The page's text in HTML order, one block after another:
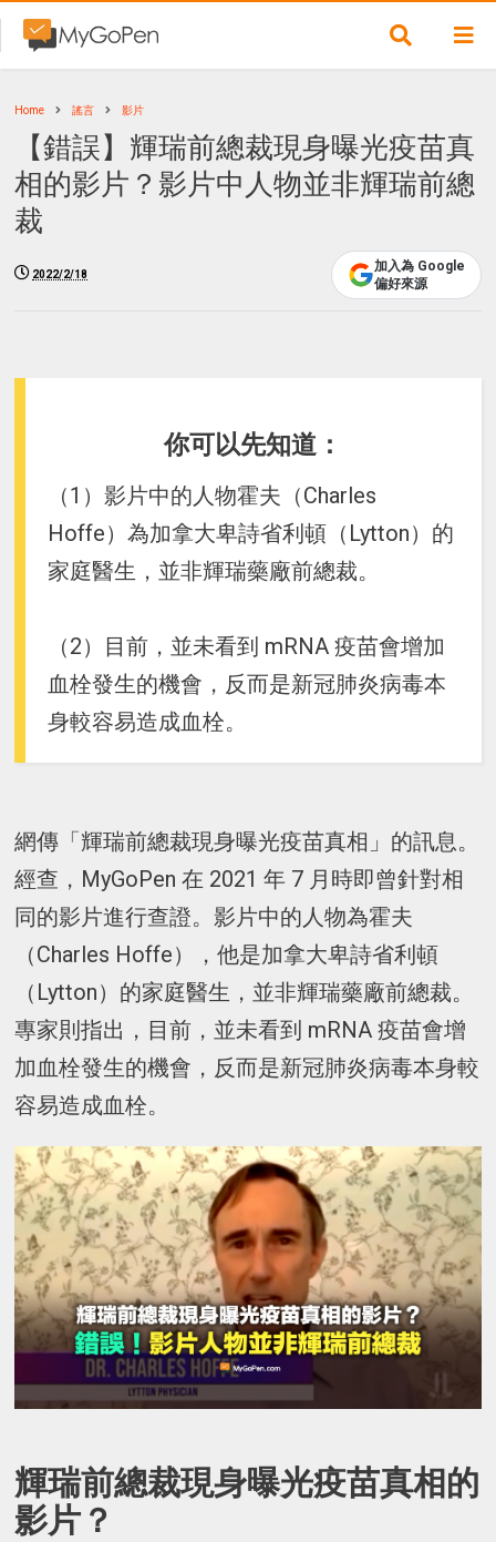
Home 謠言 影片
【錯誤】輝瑞前總裁現身曝光疫苗真
相的影片？影片中人物並非輝瑞前總
裁
2022/2/18
加入為 Google
偏好來源
你可以先知道：
（1）影片中的人物霍夫（Charles
Hoffe）為加拿大卑詩省利頓（Lytton）的
家庭醫生，並非輝瑞藥廠前總裁。
（2）目前，並未看到 mRNA 疫苗會增加
血栓發生的機會，反而是新冠肺炎病毒本
身較容易造成血栓。
網傳「輝瑞前總裁現身曝光疫苗真相」的訊息。
經查，MyGoPen 在 2021 年 7 月時即曾針對相
同的影片進行查證。影片中的人物為霍夫
（Charles Hoffe），他是加拿大卑詩省利頓
（Lytton）的家庭醫生，並非輝瑞藥廠前總裁。
專家則指出，目前，並未看到 mRNA 疫苗會增
加血栓發生的機會，反而是新冠肺炎病毒本身較
容易造成血栓。
輝瑞前總裁現身曝光疫苗真相的
影片？